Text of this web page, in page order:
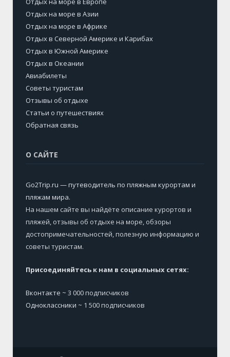
Отдых на море в Азии
Отдых на море в Африке
Отдых в Северной Америке и Карибах
Отдых в Южной Америке
Отдых в Океании
Авиабилеты
Советы туристам
Отзывы об отдыхе
Статьи о путешествиях
Обратная связь
О САЙТЕ
Go2Trip.ru — путеводитель по пляжным курортам и
пляжам мира.
На нашем сайте вы найдёте описание курортов и
пляжей, отзывы об отдыхе на море, обзоры
достопримечательностей, полезную информацию и
советы туристам.
Присоединяйтесь к нам в социальных сетях:
Вконтакте ~ 3 000 подписчиков
Одноклассники ~ 1 500 подписчиков